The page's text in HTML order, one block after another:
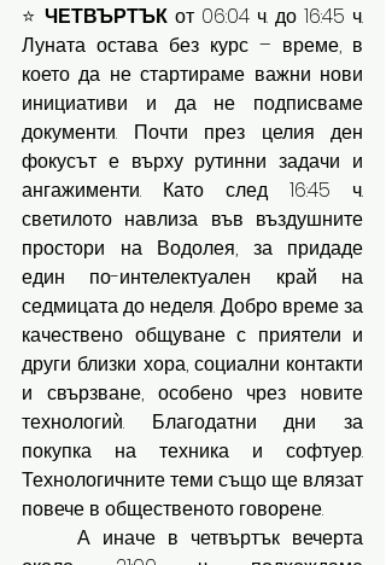
⭐ ЧЕТВЪРТЪК от 06:04 ч. до 16:45 ч.
Луната остава без курс – време, в
което да не стартираме важни нови
инициативи и да не подписваме
документи. Почти през целия ден
фокусът е върху рутинни задачи и
ангажименти. Като след 16:45 ч.
светилото навлиза във въздушните
простори на Водолея, за придаде
един по-интелектуален край на
седмицата до неделя. Добро време за
качествено общуване с приятели и
други близки хора, социални контакти
и свързване, особено чрез новите
технологиѝ. Благодатни дни за
покупка на техника и софтуер.
Технологичните теми също ще влязат
повече в общественото говорене.